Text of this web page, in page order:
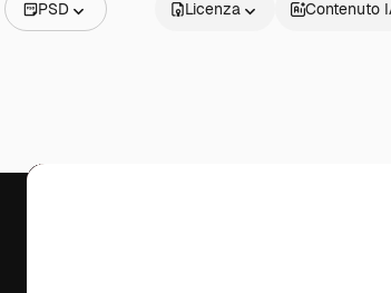
PSD
Video
Licenza Contenuto